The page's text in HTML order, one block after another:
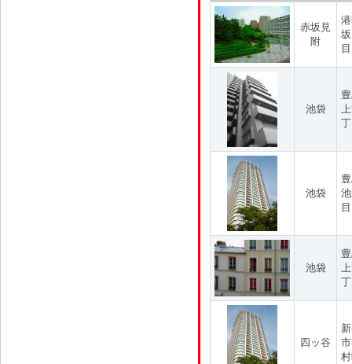
赤坂見
附
目
池袋
池袋
目
池袋
四ッ谷